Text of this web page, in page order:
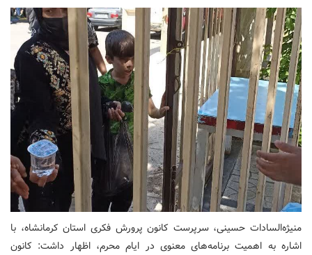
منیژه‌السادات حسینی، سرپرست کانون پرورش فکری استان کرمانشاه، با
اشاره به اهمیت برنامه‌های معنوی در ایام محرم، اظهار داشت: کانون